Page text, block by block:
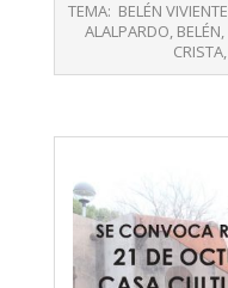
TEMA: BELÉN VIVIENTE
ALALPARDO, BELÉN,
CRISTA,